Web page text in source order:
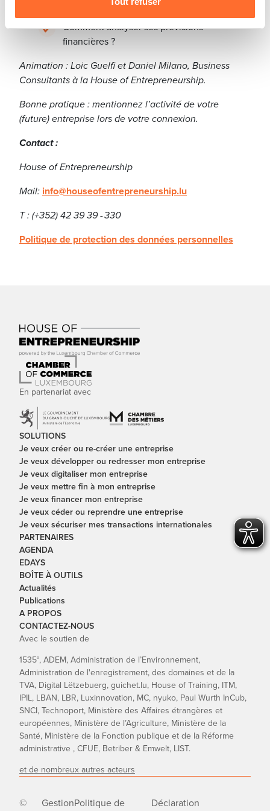
Comment analyser ses prévisions
financières ?
Animation : Loic Guelfi et Daniel Milano, Business
Consultants à la House of Entrepreneurship.
Bonne pratique : mentionnez l’activité de votre
(future) entreprise lors de votre connexion.
Contact :
House of Entrepreneurship
Mail: info@houseofentrepreneurship.lu
T : (+352) 42 39 39 - 330
Politique de protection des données personnelles
En partenariat avec
SOLUTIONS
Je veux créer ou re-créer une entreprise
Je veux développer ou redresser mon entreprise
Je veux digitaliser mon entreprise
Je veux mettre fin à mon entreprise
Je veux financer mon entreprise
Je veux céder ou reprendre une entreprise
Je veux sécuriser mes transactions internationales
PARTENAIRES
AGENDA
EDAYS
BOÎTE À OUTILS
Actualités
Publications
A PROPOS
CONTACTEZ-NOUS
Avec le soutien de
1535°, ADEM, Administration de l’Environnement,
Administration de l'enregistrement, des domaines et de la
TVA, Digital Lëtzebuerg, guichet.lu, House of Training, ITM,
IPIL, LBAN, LBR, Luxinnovation, MC, nyuko, Paul Wurth InCub,
SNCI, Technoport, Ministère des Affaires étrangères et
européennes, Ministère de l’Agriculture, Ministère de la
Santé, Ministère de la Fonction publique et de la Réforme
administrative , CFUE, Betriber & Emwelt, LIST.
et de nombreux autres acteurs
©
GestionPolitique de
Déclaration